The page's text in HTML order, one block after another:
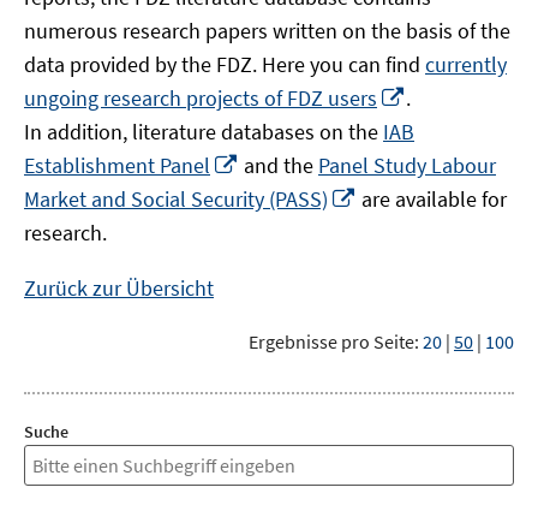
numerous research papers written on the basis of the
data provided by the FDZ. Here you can find currently
ungoing research projects of FDZ users
neuem
Fenster
öffnen
.
In addition, literature databases on the IAB
Establishment Panel
In
neuem
Fenster
and the Panel Study Labour
Market and Social Security (PASS)
In
are available for
research.
Zurück zur Übersicht
Ergebnisse pro Seite: 20 | 50 | 100
Suche